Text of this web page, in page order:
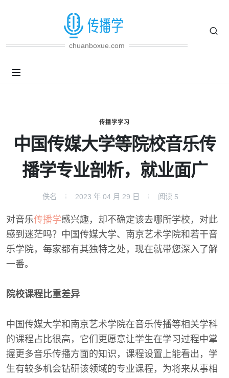
chuanboxue.com
传播学学习
中国传媒大学等院校音乐传
播学专业剖析，就业面广
佚名 2023 年 04 月 29 日 阅读 5
对音乐传播学感兴趣，却不确定该去哪所学校，对此
感到迷茫吗？中国传媒大学、南京艺术学院和若干音
乐学院，每家都有其独特之处，现在就带您深入了解
一番。
院校课程比重差异
中国传媒大学和南京艺术学院在音乐传播等相关学科
的课程占比很高，它们更愿意让学生在学习过程中掌
握更多音乐传播方面的知识，课程设置上能看出，学
生有较多机会钻研该领域的专业课程，为将来从事相